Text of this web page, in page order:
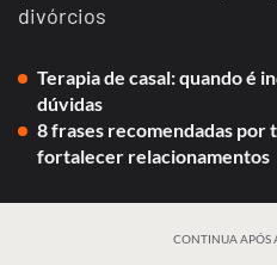
divórcios
Terapia de casal: quando é
dúvidas
8 frases recomendadas por
fortalecer relacionamentos
CONTINUA APÓS